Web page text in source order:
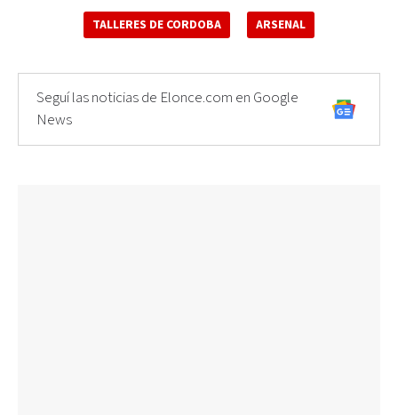
TALLERES DE CORDOBA ARSENAL
Seguí las noticias de Elonce.com en Google
News